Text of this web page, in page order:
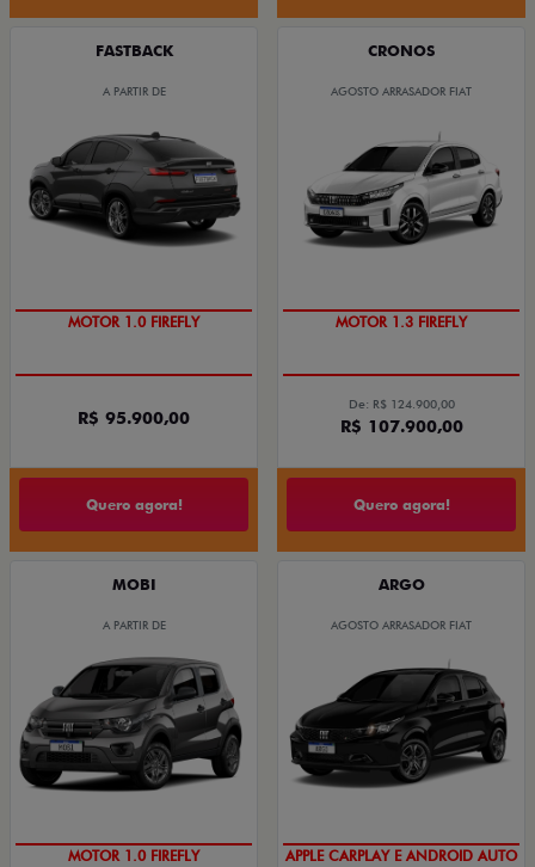
FASTBACK
A PARTIR DE
DIREÇÃO ELÉTRICA
R$ 95.900,00
Quero agora!
CRONOS
AGOSTO ARRASADOR FIAT
DIREÇÃO ELÉTRICA
De: R$ 124.900,00
R$ 107.900,00
Quero agora!
MOBI
A PARTIR DE
DIREÇÃO ELÉTRICA
ARGO
AGOSTO ARRASADOR FIAT
DIREÇÃO ELÉTRICA